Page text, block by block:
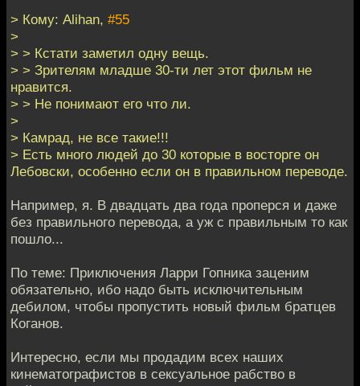
> Кому: Alihan, #55
>
> > Кстати заметил одну вещь.
> > Зрителям младше 30-ти лет этот фильм не
нравится.
> > Не понимают его что ли.
>
> Камрад, не все такие!!!
> Есть много людей до 30 которые в восторге он
Лебовски, особенно если он в правильном переводе.
Например, я. В двадцать два года проперся и даже
без правильного перевода, а уж с правильным то как
пошло...
По теме: Приключения Ларри Гопника заценим
обязательно, ибо надо быть исключительным
дебилом, чтобы пропустить новый фильм братцев
Коганов.
Интересно, если мы продадим всех наших
кинематографистов в сексуальное рабство в